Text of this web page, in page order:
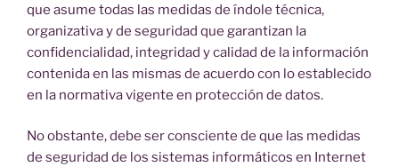
que asume todas las medidas de índole técnica,
organizativa y de seguridad que garantizan la
confidencialidad, integridad y calidad de la información
contenida en las mismas de acuerdo con lo establecido
en la normativa vigente en protección de datos.
No obstante, debe ser consciente de que las medidas
de seguridad de los sistemas informáticos en Internet